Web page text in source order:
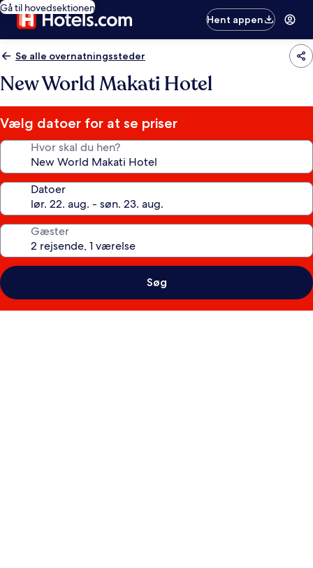
Gå til hovedsektionen
Hent appen
Se alle overnatningssteder
New World Makati Hotel
Vælg datoer for at se priser
Hvor skal du hen?
Datoer
Gæster
Søg